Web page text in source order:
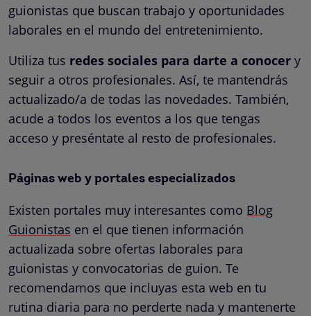
guionistas que buscan trabajo y oportunidades
laborales en el mundo del entretenimiento.
Utiliza tus redes sociales para darte a conocer y
seguir a otros profesionales. Así, te mantendrás
actualizado/a de todas las novedades. También,
acude a todos los eventos a los que tengas
acceso y preséntate al resto de profesionales.
Páginas web y portales especializados
Existen portales muy interesantes como Blog
Guionistas en el que tienen información
actualizada sobre ofertas laborales para
guionistas y convocatorias de guion. Te
recomendamos que incluyas esta web en tu
rutina diaria para no perderte nada y mantenerte